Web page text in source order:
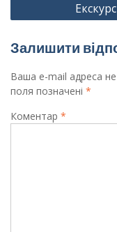
Залишити
Ваша e-mail адреса
поля позначені *
Коментар *